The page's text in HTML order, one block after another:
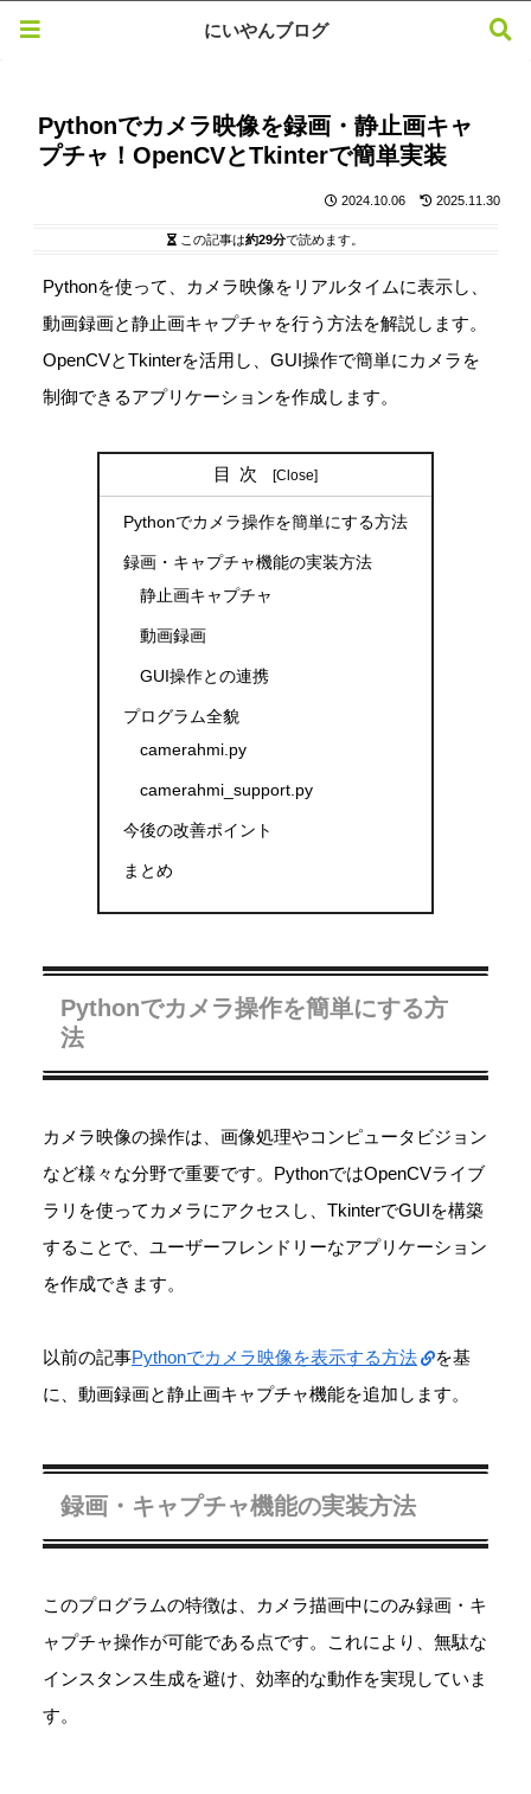
Pythonでカメラ映像を録画・静止画キャ
プチャ！OpenCVとTkinterで簡単実装
2024.10.06 2025.11.30
この記事は約29分で読めます。
Pythonを使って、カメラ映像をリアルタイムに表示し、
動画録画と静止画キャプチャを行う方法を解説します。
OpenCVとTkinterを活用し、GUI操作で簡単にカメラを
制御できるアプリケーションを作成します。
目次
Pythonでカメラ操作を簡単にする方法
録画・キャプチャ機能の実装方法
静止画キャプチャ
動画録画
GUI操作との連携
プログラム全貌
camerahmi.py
camerahmi_support.py
今後の改善ポイント
まとめ
Pythonでカメラ操作を簡単にする方
法
カメラ映像の操作は、画像処理やコンピュータビジョン
など様々な分野で重要です。PythonではOpenCVライブ
ラリを使ってカメラにアクセスし、TkinterでGUIを構築
することで、ユーザーフレンドリーなアプリケーション
を作成できます。
以前の記事Pythonでカメラ映像を表示する方法
を基
に、動画録画と静止画キャプチャ機能を追加します。
録画・キャプチャ機能の実装方法
このプログラムの特徴は、カメラ描画中にのみ録画・キ
ャプチャ操作が可能である点です。これにより、無駄な
インスタンス生成を避け、効率的な動作を実現していま
す。
にいやんブログ